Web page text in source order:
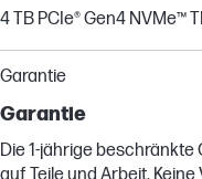
4 TB PCIe® Gen4 NVMe™
Garantie
Garantie
Die 1-jährige beschränkte
auf Teile und Arbeit.